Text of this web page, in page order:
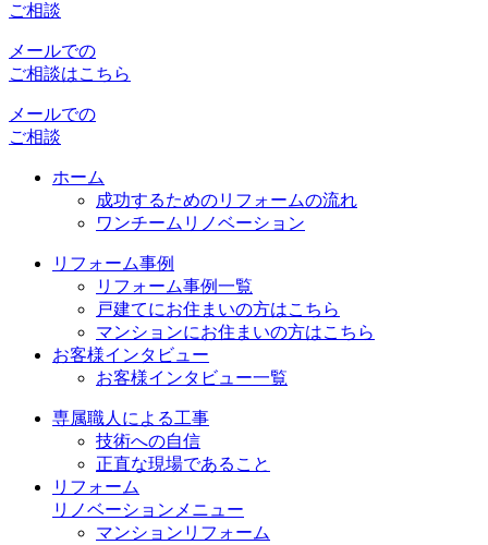
ご相談
メールでの
ご相談はこちら
メールでの
ご相談
ホーム
成功するためのリフォームの流れ
ワンチームリノベーション
リフォーム事例
リフォーム事例一覧
戸建てにお住まいの方はこちら
マンションにお住まいの方はこちら
お客様インタビュー
お客様インタビュー一覧
専属職人による工事
技術への自信
正直な現場であること
リフォーム
リノベーションメニュー
マンションリフォーム